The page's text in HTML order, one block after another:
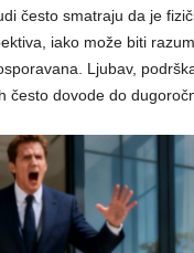
često smatraju da je
iako može biti
Ljubav,
često dovode do